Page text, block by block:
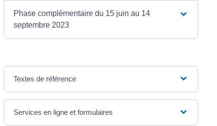
Phase complémentaire du 15 juin au 14
septembre 2023
Textes de référence
Services en ligne et formulaires